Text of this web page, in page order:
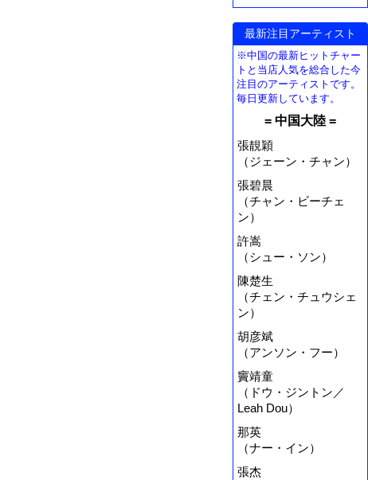
最新注目アーティスト
※中国の最新ヒットチャー
トと当店人気を総合した今
注目のアーティストです。
毎日更新しています。
= 中国大陸 =
張靚穎
（ジェーン・チャン）
張碧晨
（チャン・ビーチェ
ン）
許嵩
（シュー・ソン）
陳楚生
（チェン・チュウシェ
ン）
胡彦斌
（アンソン・フー）
竇靖童
（ドウ・ジントン／
Leah Dou）
那英
（ナー・イン）
張杰